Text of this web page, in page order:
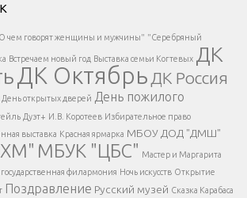
>
>
</div > </div >
чем говорят женщины и мужчины" "Серебряный
Встречаем новый год Выставка семьи Когтевых ДК
ДК Октябрь ДК Россия
День открытых дверей День пожилого
Дуэт+ И.В. Коротеев Избирательное право
выставка Красная ярмарка МБОУ ДОД "ДМШ"
МБУК "ЦБС" Мастер и Маргарита
филармония Ночь искусств Открытие
Поздравление Русский музей Сказка Карабаса